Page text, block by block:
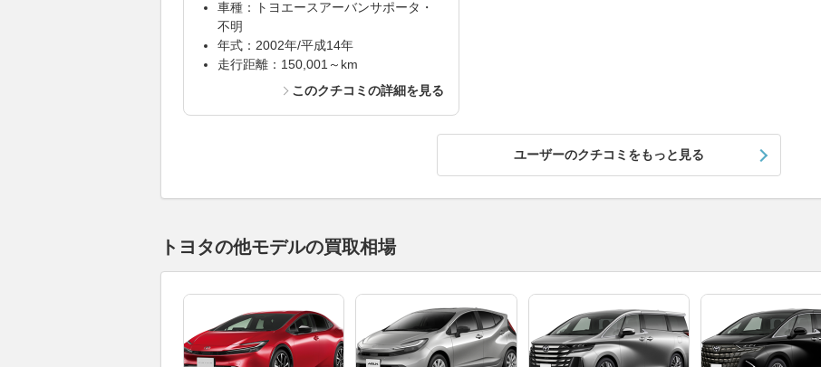
車種：トヨエースアーバンサポータ・
不明
年式：2002年/平成14年
走行距離：150,001～km
このクチコミの詳細を見る
ユーザーのクチコミをもっと見る
トヨタの他モデルの買取相場